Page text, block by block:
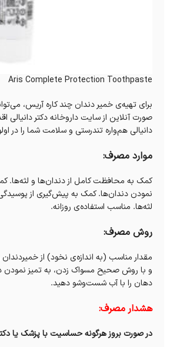
Aris Complete Protection Toothpaste
برای تهیه‌ی خمیر دندان چند کاره آریس،
صورت آنلاین از سایت داروخانه‌ دکتر دانیالی
دانیالی هم‌واره تندرستی و سلامت شما را در
موارد مصرف:
کمک به محافظت کامل از دندان‌ها و لثه‌ها.
نمودن دندان‌ها. کمک به پیش‌گیری از
لثه‌ها. مناسب استفاده‌ی روزانه.
روش مصرف:
مقدار مناسب (به اندازه‌ی نخود) از خمیردندان
و با روش صحیح مسواک زدن، به تمیز نمودن
دهان را با آب شست‌وشو دهید.
هشدار مصرف:
در صورت بروز هرگونه حساسیت با پزشک یا